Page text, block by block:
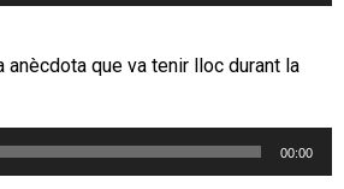
anècdota que va tenir lloc durant la
00:00